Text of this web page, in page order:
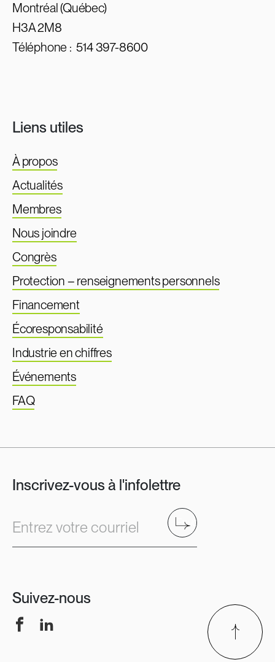
Montréal (Québec)
H3A 2M8
Téléphone :514 397-8600
Liens utiles
À propos
Actualités
Membres
Nous joindre
Congrès
Protection – renseignements personnels
Financement
Écoresponsabilité
Industrie en chiffres
Événements
FAQ
Inscrivez-vous à l'infolettre
Entrez votre courriel Envoyer
Suivez-nous
FacebookLinkedIn